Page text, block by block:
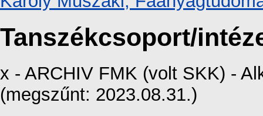
Tanszékcsoport/
x - ARCHIV FMK (volt SKK) -
(megszűnt: 2023.08.31.)